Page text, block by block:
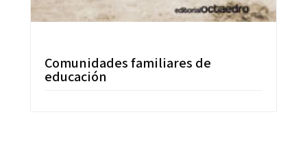
Comunidades familiares de
educación